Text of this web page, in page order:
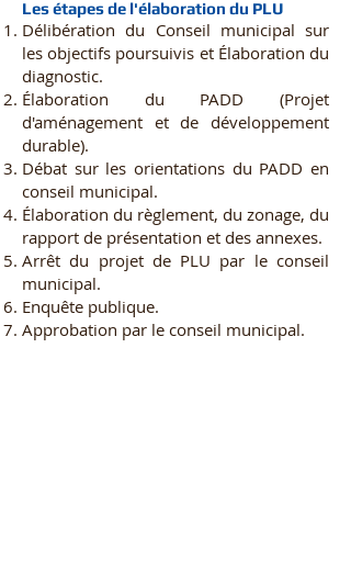
Les étapes de l'élaboration du PLU
Délibération du Conseil municipal sur
les objectifs poursuivis et Élaboration du
diagnostic.
Élaboration du PADD (Projet
d'aménagement et de développement
durable).
Débat sur les orientations du PADD en
conseil municipal.
Élaboration du règlement, du zonage, du
rapport de présentation et des annexes.
Arrêt du projet de PLU par le conseil
municipal.
Enquête publique.
Approbation par le conseil municipal.